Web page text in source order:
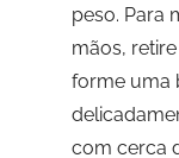
peso. Para
mãos,
forme uma
com cerca